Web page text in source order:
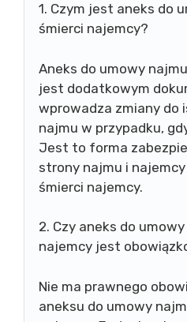
1. Czym jest aneks do
śmierci najemcy?
Aneks do umowy
jest dodatkowym
wprowadza zmiany do
najmu w przypadku,
Jest to forma
strony najmu i
śmierci najemcy.
2. Czy aneks do
najemcy jest
Nie ma prawnego
aneksu do umowy